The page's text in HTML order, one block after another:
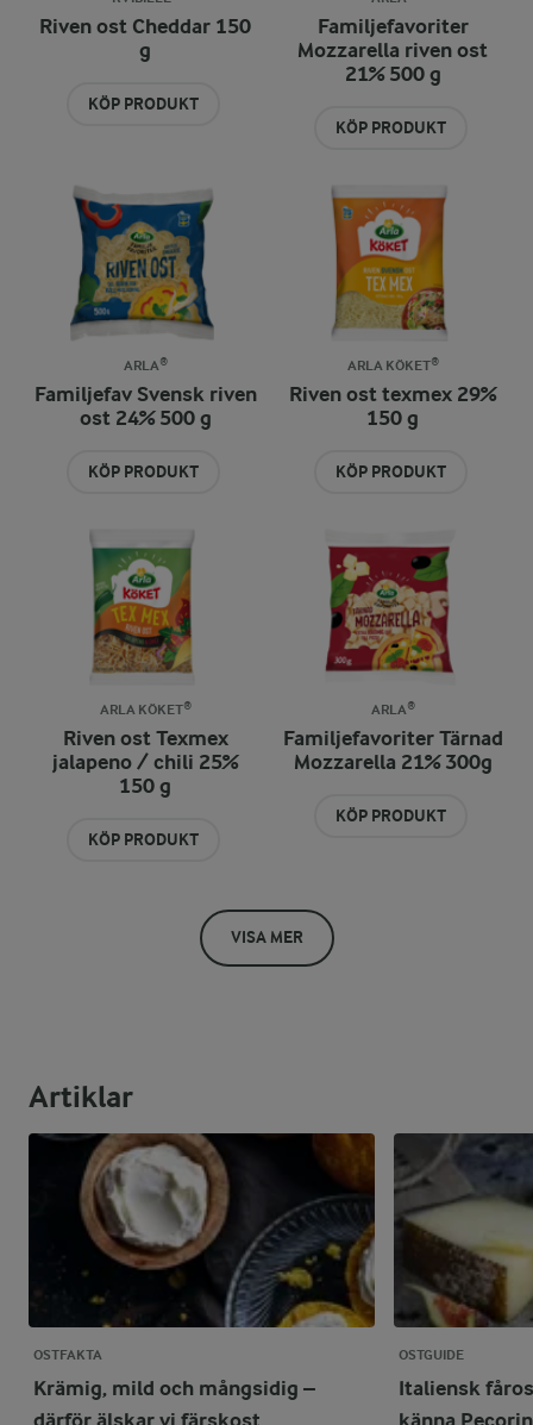
Riven ost Cheddar 150
g
KÖP PRODUKT
Familjefavoriter
Mozzarella riven ost
21% 500 g
KÖP PRODUKT
ARLA®
Familjefav Svensk riven
ost 24% 500 g
KÖP PRODUKT
ARLA KÖKET®
Riven ost texmex 29%
150 g
KÖP PRODUKT
ARLA KÖKET®
Riven ost Texmex
jalapeno / chili 25%
150 g
KÖP PRODUKT
ARLA®
Familjefavoriter Tärnad
Mozzarella 21% 300g
KÖP PRODUKT
VISA MER
Artiklar
OSTFAKTA
Krämig, mild och mångsidig –
OSTGUIDE
Italiensk